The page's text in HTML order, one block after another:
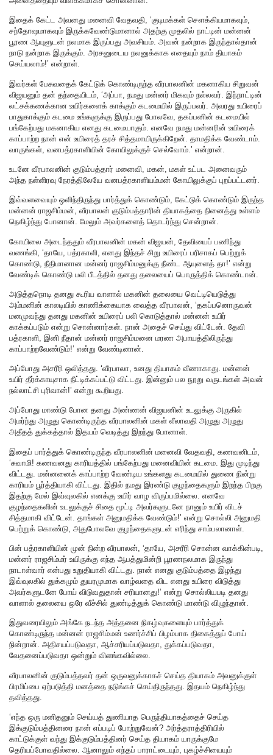
இதைக் கேட்ட அவனது மனைவி வேதவதி, ‘குடிமக்கள் சௌக்கியமாகவும்,
சந்தோஷமாகவும் இருக்கவேண்டுமானால் அதற்கு முதலில் நாட்டின் மன்னன்
பூரண ஆயுளுடன் நலமாக இருப்பது அவசியம். அவன் நன்றாக இருந்தால்தான்
நாடு நன்றாக இருக்கும். அரசனுடைய நலனுக்காக எதையும் நாம் தியாகம்
செய்யலாம்!’ என்றாள்.
இவர்கள் பேசுவதைக் கேட்டுக் கொண்டிருந்த வீரபாலனின் மகனாகிய சிறுவன்
விஜயனும் தன் தந்தையிடம், ‘அப்பா, நமது மன்னர் மிகவும் நல்லவர். இந்நாட்டின்
லட்சக்கணக்கான உயிர்களைக் காக்கும் கடமையில் இருப்பவர். அவரது உயிரைப்
பாதுகாக்கும் கடமை உங்களுக்கு இருப்பது போலவே, தகப்பனின் கடமையில்
பங்கேற்பது மகனாகிய எனது கடமையாகும். எனவே நமது மன்னரின் உயிரைக்
காப்பாற்ற நான் என் உயிரைத் தரச் சித்தமாயிருக்கிறேன். தாமதிக்க வேண்டாம்.
வாருங்கள், வனபத்ரகாளியின் கோயிலுக்குச் செல்வோம்.’ என்றான்.
உடனே வீரபாலனின் குடும்பத்தார் மனைவி, மகன், மகள் உட்பட அனைவரும்
அந்த நள்ளிரவு நேரத்திலேயே வனபத்ரகாளியம்மன் கோயிலுக்குப் புறப்பட்டனர்.
இவ்வளவையும் ஒளிந்திருந்து பார்த்துக் கொண்டும், கேட்டுக் கொண்டும் இருந்த
மன்னன் ராஜசிம்மன், வீரபாலன் குடும்பத்தாரின் தியாகத்தை நினைத்து உள்ளம்
நெகிழ்ந்து போனான். மேலும் அவர்களைத் தொடர்ந்து சென்றான்.
கோயிலை அடைந்ததும் வீரபாலனின் மகன் விஜயன், தேவியைப் பணிந்து
வணங்கி, ‘தாயே, பத்ரகாளி, எனது இந்தச் சிறு உயிரைப் பரிசாகப் பெற்றுக்
கொண்டு, நீதிமானான மன்னர் ராஜசிம்மனுக்கு நீண்ட ஆயுளைத் தா!’ என்று
வேண்டிக் கொண்டு பலி பீடத்தில் தனது தலையைப் பொருத்திக் கொண்டான்.
அடுத்தநொடி தனது கூரிய வாளால் மகனின் தலையை வெட்டியெடுத்து
அம்மனின் காலடியில் காணிக்கையாக வைத்த வீரபாலன், ‘தகப்பனொருவன்
மனமுவந்து தனது மகனின் உயிரைப் பலி கொடுத்தால் மன்னன் உயிர்
காக்கப்படும் என்று சொன்னார்கள். நான் அதைச் செய்து விட்டேன். தேவி
பத்ரகாளி, இனி நீதான் மன்னர் ராஜசிம்மனை மரண அபாயத்திலிருந்து
காப்பாற்றவேண்டும்!’ என்று வேண்டினான்.
அப்போது அசரீரி ஒலித்தது. ‘வீரபாலா, உனது தியாகம் வீணாகாது. மன்னன்
உயிர் தீர்க்காயுசாக நீட்டிக்கப்பட்டு விட்டது. இன்னும் பல நூறு வருடங்கள் அவன்
நல்லாட்சி புரிவான்!’ என்று கூறியது.
அப்போது மாண்டு போன தனது அண்ணன் விஜயனின் உடலுக்கு அருகில்
அமர்ந்து அழுது கொண்டிருந்த வீரபாலனின் மகள் லீலாவதி அழுது அழுது
அதீதத் துக்கத்தால் இதயம் வெடித்து இறந்து போனாள்.
இதைப் பார்த்துக் கொண்டிருந்த வீரபாலனின் மனைவி வேதவதி, கணவனிடம்,
‘சுவாமி! கணவனது காரியத்தில் பங்கேற்பது மனைவியின் கடமை. இது முடிந்து
விட்டது. மன்னனைக் காப்பாற்ற வேண்டிய உங்களது கடமையில் துணை நின்று
காரியம் பூர்த்தியாகி விட்டது. இதில் நமது இரண்டு குழந்தைகளும் இறந்த பிறகு
இதற்கு மேல் இவ்வுலகில் எனக்கு உயிர் வாழ விருப்பமில்லை. எனவே
குழந்தைகளின் உடலுக்குச் சிதை மூட்டி அவர்களுடனே நானும் உயிர் விடச்
சித்தமாகி விட்டேன். தாங்கள் அனுமதிக்க வேண்டும்!’ என்று சொல்லி அனுமதி
பெற்றுக் கொண்டு, அதுபோலவே குழந்தைகளுடன் எரிந்து சாம்பலானாள்.
பின் பத்ரகாளியின் முன் நின்ற வீரபாலன், ‘தாயே, அசரீரி சொன்ன வாக்கின்படி,
மன்னர் ராஜசிம்மர் உயிருக்கு எந்த ஆபத்துமின்றி பூரணநலமாக இருந்து
நாடாள்வார் என்பது உறுதியாகி விட்டது. நான் எனது குடும்பத்தை இழந்து
இவ்வுலகில் துக்கமும் துயரமுமாக வாழ்வதை விட எனது உயிரை விடுத்து
அவர்களுடனே போய் விடுவதுதான் சரியானது!’ என்று சொல்லியபடி தனது
வாளால் தலையை ஒரே வீச்சில் துண்டித்துக் கொண்டு மாண்டு விழுந்தான்.
இதுவரையிலும் அங்கே நடந்த அத்தனை நிகழ்வுகளையும் பார்த்துக்
கொண்டிருந்த மன்னன் ராஜசிம்மன் உணர்ச்சிப் பிழம்பாக திகைத்துப் போய்
நின்றான். அதிசயப்படுவதா, ஆச்சரியப்படுவதா, துக்கப்படுவதா,
வேதனைப்படுவதா ஒன்றும் விளங்கவில்லை.
வீரபாலனின் குடும்பத்தவர் தன் ஒருவனுக்காகச் செய்த தியாகம் அவனுக்குள்
பிரமிப்பை ஏற்படுத்தி மனத்தை நடுங்கச் செய்திருந்தது. இதயம் நெகிழ்ந்து
தவித்தது.
‘எந்த ஒரு மனிதனும் செய்யத் துணியாத பெருந்தியாகத்தைச் செய்த
இக்குடும்பத்தினரை நான் எப்படிப் போற்றுவேன்? அர்த்தராத்திரியில்
காட்டுக்குள் வந்து இக்குடும்பத்தினர் செய்த தியாகம் யாருக்குமே
தெரியப்போவதில்லை. ஆனாலும் எந்தப் பாராட்டையும், புகழ்ச்சியையும்